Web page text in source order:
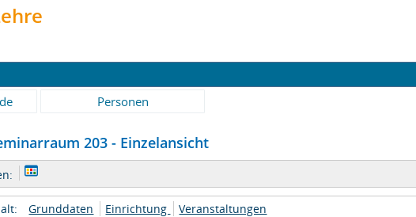
Personen
203 - Einzelansicht
Grunddaten Einrichtung Veranstaltungen